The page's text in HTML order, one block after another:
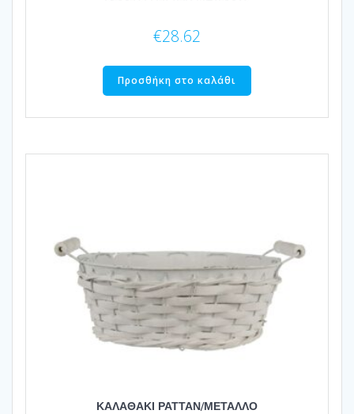
€28.62
Προσθήκη στο καλάθι
ΚΑΛΑΘΑΚΙ ΡΑΤΤΑΝ/ΜΕΤΑΛΛΟ